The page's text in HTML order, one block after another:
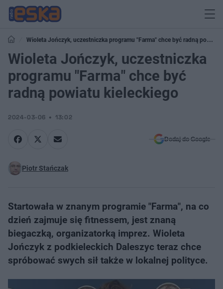
Wioleta Jończyk, uczestniczka programu "Farma" chce być radną powiatu
kieleckiego
Wioleta Jończyk, uczestniczka
programu "Farma" chce być
radną powiatu kieleckiego
2024-03-06 13:02
Dodaj do Google
Piotr Stańczak
Startowała w znanym programie "Farma", na co
dzień zajmuje się fitnessem, jest znaną
biegaczką, organizatorką imprez. Wioleta
Jończyk z podkieleckich Daleszyc teraz chce
spróbować swych sił także w lokalnej polityce.